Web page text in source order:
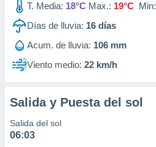
1199
T. Media: 18°C Max.: 19°C Min:
Días de lluvia: 16 días
Acum. de lluvia: 106 mm
Viento medio: 22 km/h
Salida y Puesta del sol
Salida del sol
06:03